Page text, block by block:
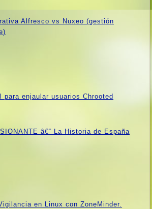
Alfresco vs Nuxeo (gestión
para enjaular usuarios Chrooted
â€“ La Historia de España
en Linux con ZoneMinder.